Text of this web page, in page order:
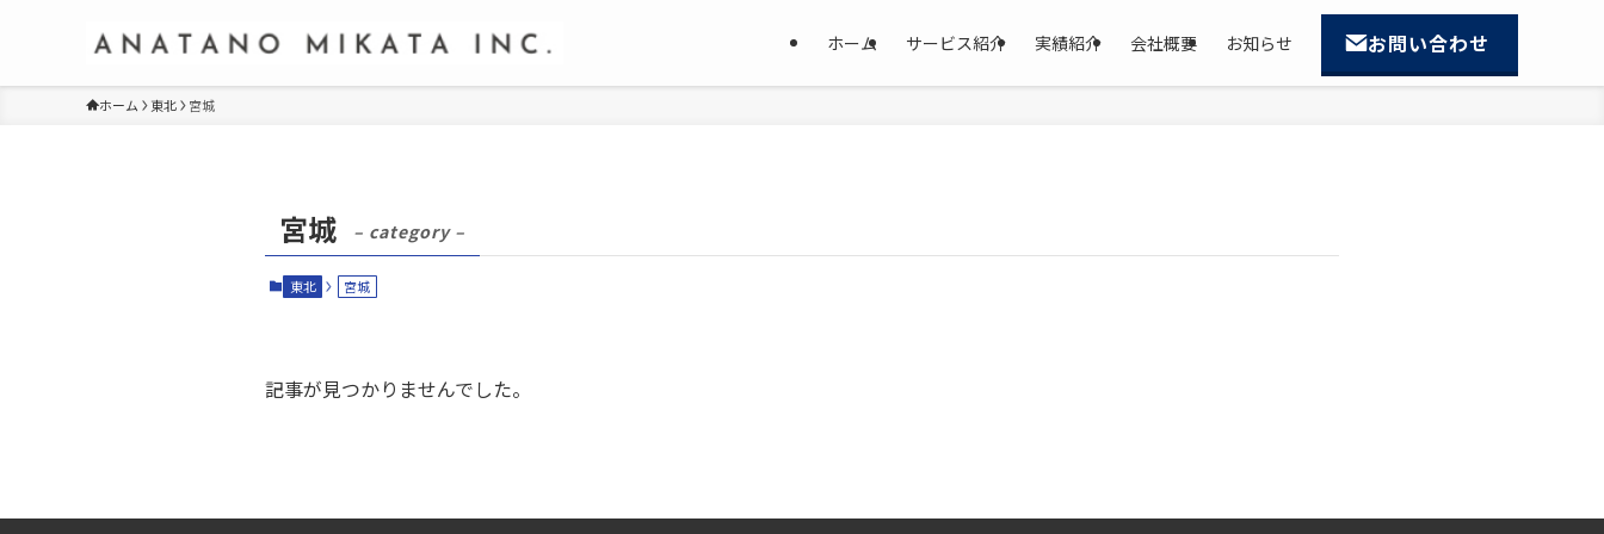
ホーム サービス紹介 実績紹介 会社概要 お知らせ お問い合わせ
ホーム 東北 宮城
宮城 – category –
東北 宮城
記事が見つかりませんでした。